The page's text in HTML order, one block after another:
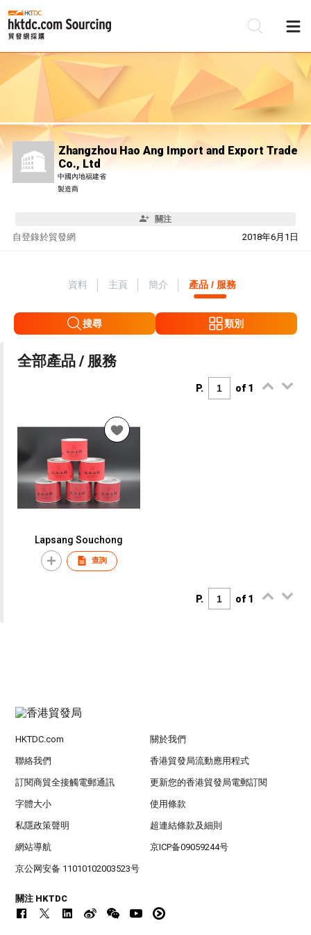
Zhangzhou Hao Ang Import and Export Trade
Co., Ltd
中國內地福建省
製造商
關注
自 2018年6月1日
登錄於貿發網
資料 主頁 簡介 產品 / 服務
搜尋 類別
全部產品 / 服務
P. of 1
Lapsang Souchong
查詢
P. of 1
HKTDC.com 關於我們
聯絡我們 香港貿發局流動應用程式
訂閱商貿全接觸電郵通訊 更新您的香港貿發局電郵訂閱
字體大小 使用條款
私隱政策聲明 超連結條款及細則
網站導航 京ICP备09059244号
京公网安备 11010102003523号
關注 HKTDC